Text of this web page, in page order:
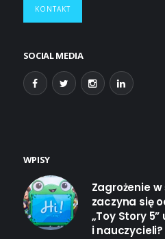
KONTAKT
SOCIAL MEDIA
WPISY
Zagrożenie
zaczyna się
„Toy Story
i nauczycieli?